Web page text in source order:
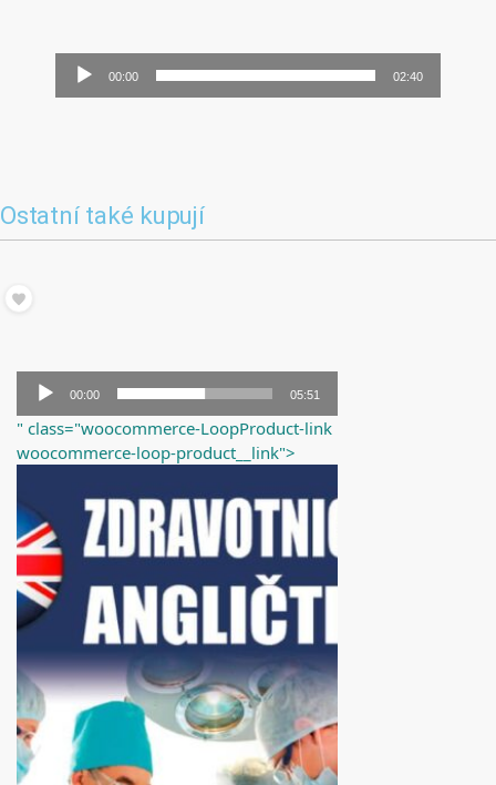
Audio
přehrávač
00:00 02:40
Ostatní také kupují
Audio
přehrávač
00:00 05:51
" class="woocommerce-LoopProduct-link
woocommerce-loop-product__link">